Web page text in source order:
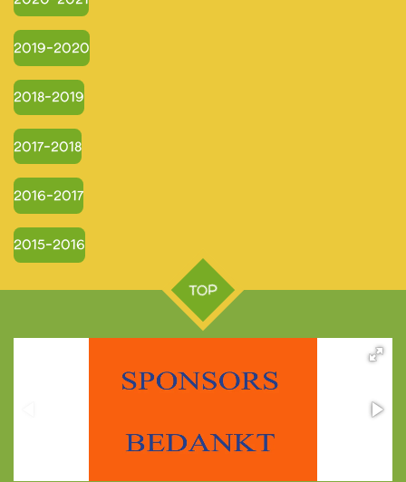
2019-2020
2018-2019
2017-2018
2016-2017
2015-2016
TOP